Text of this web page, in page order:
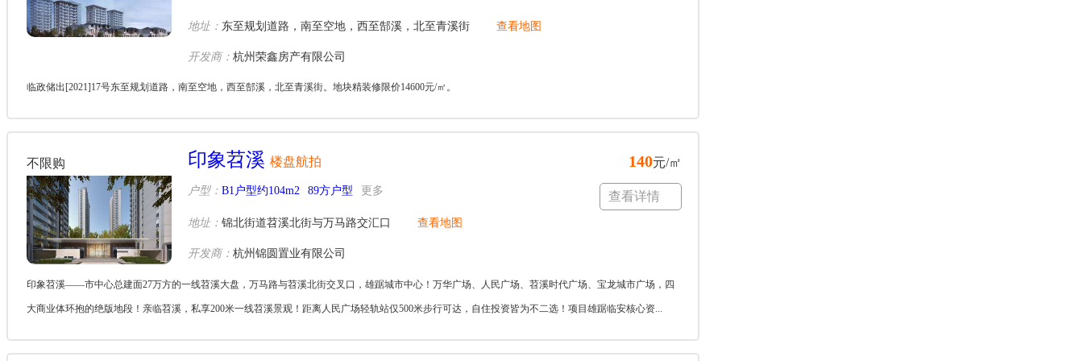
地址： 东至规划道路，南至空地，西至郜溪，北至青溪街 查看地图
开发商： 杭州荣鑫房产有限公司
临政储出[2021]17号东至规划道路，南至空地，西至郜溪，北至青溪街。地块精装修限价14600元/㎡。
不限购 印象苕溪 楼盘航拍
户型： B1户型约104m2 89方户型 更多
地址： 锦北街道苕溪北街与万马路交汇口 查看地图
开发商： 杭州锦圆置业有限公司
140元/㎡
查看详情
印象苕溪——市中心总建面27万方的一线苕溪大盘，万马路与苕溪北街交叉口，雄踞城市中心！万华广场、人民广场、苕溪时代广场、宝龙城市广场，四
大商业体环抱的绝版地段！亲临苕溪，私享200米一线苕溪景观！距离人民广场轻轨站仅500米步行可达，自住投资皆为不二选！项目雄踞临安核心资...